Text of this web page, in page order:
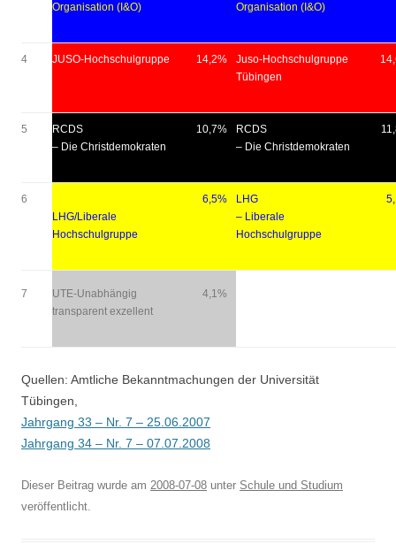
Organisation (I&O)
Organisation (I&O)
4 JUSO-Hochschulgruppe 14,2%
Juso-Hochschulgruppe
Tübingen
5
RCDS
– Die Christdemokraten
10,7%
RCDS
– Die Christdemokraten
6
LHG/Liberale
Hochschulgruppe
6,5%
LHG
– Liberale
Hochschulgruppe
7
UTE-Unabhängig
transparent exzellent
4,1%
Quellen: Amtliche Bekanntmachungen der Universität
Tübingen,
Jahrgang 33 – Nr. 7 – 25.06.2007
Jahrgang 34 – Nr. 7 – 07.07.2008
Dieser Beitrag wurde am 2008-07-08 unter Schule und Studium
veröffentlicht.